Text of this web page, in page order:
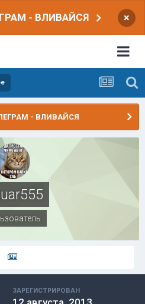
- ВЛИВАЙСЯ ×
- ВЛИВАЙСЯ
ЗАРЕГИСТРИРОВАН